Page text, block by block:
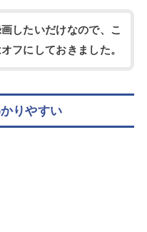
したいだけなので、こ
フにしておきました。
りやすい